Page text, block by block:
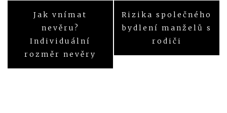
Navigace
příspěvek
Jak vnímat
nevěru?
Individuální
rozměr nevěry
Rizika společného
bydlení manželů s
rodiči